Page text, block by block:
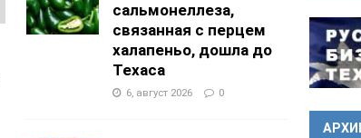
сальмонеллеза,
связанная с перцем
халапеньо, дошла до
Техаса
6, август 2026 0